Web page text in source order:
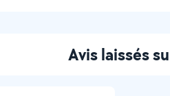
Avis laissés